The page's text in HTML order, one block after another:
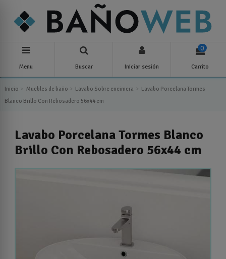
Menu Buscar Iniciar sesión
0
Carrito
Inicio Muebles de baño Lavabo Sobre encimera
Lavabo Porcelana Tormes
Blanco Brillo Con Rebosadero 56x44 cm
Lavabo Porcelana Tormes Blanco
Brillo Con Rebosadero 56x44 cm